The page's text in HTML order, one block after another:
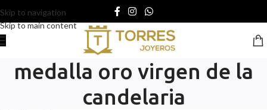
Skip to navigation
Skip to main content
medalla oro virgen de la
candelaria